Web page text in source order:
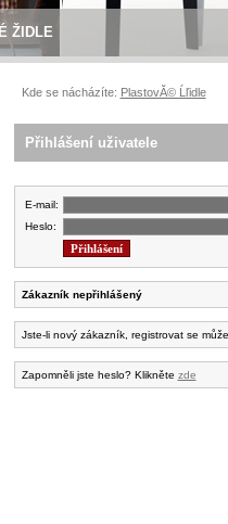
ŽIDLE
Kde se nácházíte: PlastovĂ© Ĺľidle
Přihlášení uživatele
E-mail:
Heslo:
Zákazník nepřihlášený
Jste-li nový zákazník, registrovat se
Zapomněli jste heslo? Klikněte zde